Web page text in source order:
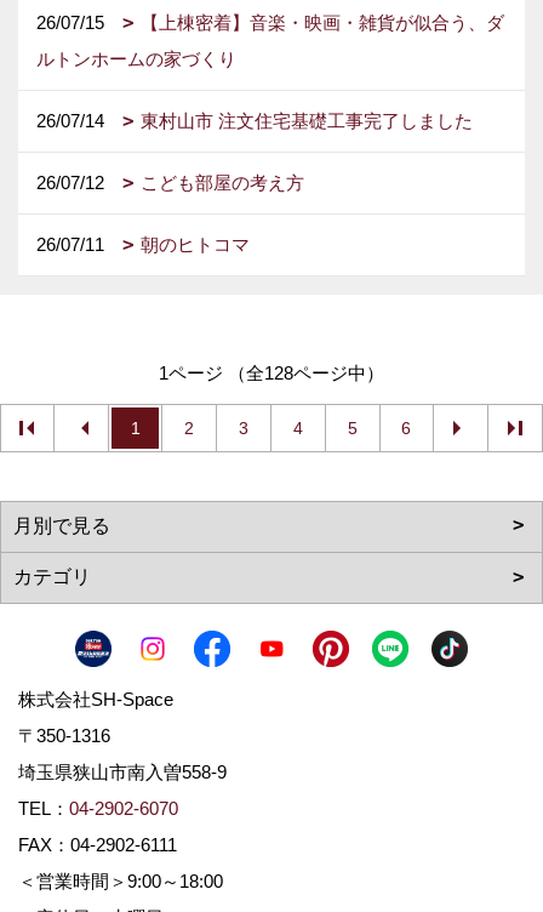
26/07/15
【上棟密着】音楽・映画・雑貨が似合う、ダ
ルトンホームの家づくり
26/07/14 東村山市 注文住宅基礎工事完了しました
26/07/12 こども部屋の考え方
26/07/11 朝のヒトコマ
1ページ （全128ページ中）
1 2 3 4 5 6
株式会社SH-Space
〒350-1316
埼玉県狭山市南入曽558-9
TEL： 04-2902-6070
FAX：04-2902-6111
＜営業時間＞9:00～18:00